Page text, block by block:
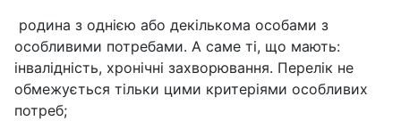
родина з однією або декількома особами з
особливими потребами. А саме ті, що мають:
інвалідність, хронічні захворювання. Перелік не
обмежується тільки цими критеріями особливих
потреб;